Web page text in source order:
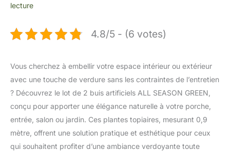
lecture
4.8/5 - (6 votes)
Vous cherchez à embellir votre espace intérieur ou extérieur
avec une touche de verdure sans les contraintes de l’entretien
? Découvrez le lot de 2 buis artificiels ALL SEASON GREEN,
conçu pour apporter une élégance naturelle à votre porche,
entrée, salon ou jardin. Ces plantes topiaires, mesurant 0,9
mètre, offrent une solution pratique et esthétique pour ceux
qui souhaitent profiter d’une ambiance verdoyante toute